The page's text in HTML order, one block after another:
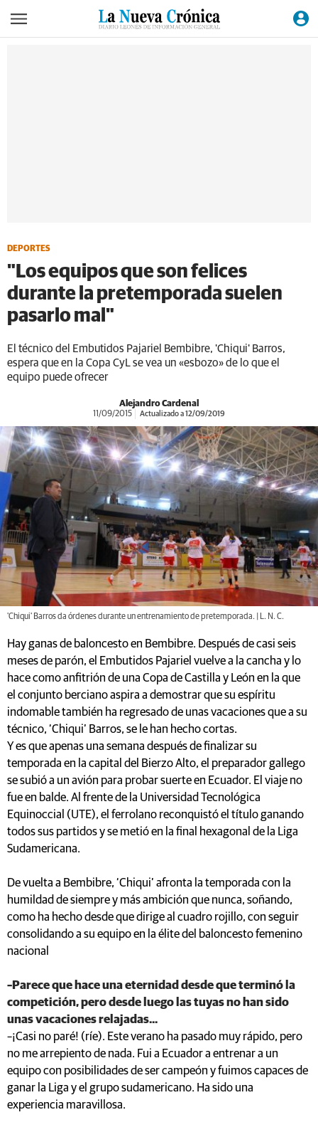
DEPORTES
"Los equipos que son felices
durante la pretemporada suelen
pasarlo mal"
El técnico del Embutidos Pajariel Bembibre, 'Chiqui' Barros,
espera que en la Copa CyL se vea un «esbozo» de lo que el
equipo puede ofrecer
Alejandro Cardenal
11/09/2015 Actualizado a 12/09/2019
'Chiqui' Barros da órdenes durante un entrenamiento de pretemporada. | L. N. C.
Hay ganas de baloncesto en Bembibre. Después de casi seis
meses de parón, el Embutidos Pajariel vuelve a la cancha y lo
hace como anfitrión de una Copa de Castilla y León en la que
el conjunto berciano aspira a demostrar que su espíritu
indomable también ha regresado de unas vacaciones que a su
técnico, ‘Chiqui’ Barros, se le han hecho cortas.
Y es que apenas una semana después de finalizar su
temporada en la capital del Bierzo Alto, el preparador gallego
se subió a un avión para probar suerte en Ecuador. El viaje no
fue en balde. Al frente de la Universidad Tecnológica
Equinoccial (UTE), el ferrolano reconquistó el título ganando
todos sus partidos y se metió en la final hexagonal de la Liga
Sudamericana.
De vuelta a Bembibre, ‘Chiqui’ afronta la temporada con la
humildad de siempre y más ambición que nunca, soñando,
como ha hecho desde que dirige al cuadro rojillo, con seguir
consolidando a su equipo en la élite del baloncesto femenino
nacional
–Parece que hace una eternidad desde que terminó la
competición, pero desde luego las tuyas no han sido
unas vacaciones relajadas...
–¡Casi no paré! (ríe). Este verano ha pasado muy rápido, pero
no me arrepiento de nada. Fui a Ecuador a entrenar a un
equipo con posibilidades de ser campeón y fuimos capaces de
ganar la Liga y el grupo sudamericano. Ha sido una
experiencia maravillosa.